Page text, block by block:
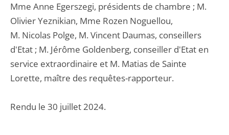
Mme Anne Egerszegi, présidents de chambre ; M.
Olivier Yeznikian, Mme Rozen Noguellou,
M. Nicolas Polge, M. Vincent Daumas, conseillers
d'Etat ; M. Jérôme Goldenberg, conseiller d'Etat en
service extraordinaire et M. Matias de Sainte
Lorette, maître des requêtes-rapporteur.
Rendu le 30 juillet 2024.